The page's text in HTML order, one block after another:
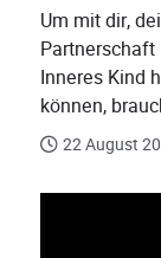
Um mit dir,
Partnerschaft
Inneres Kind
können,
22 August